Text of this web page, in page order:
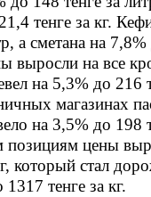
тенге за кг.
а сметана на
выросли на все
на 5,3% до 216
магазинах
на 3,5% до 198
позициям цены
который стал
тенге за кг.